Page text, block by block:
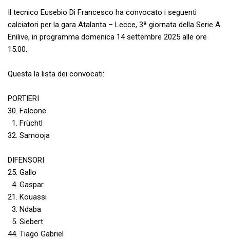
Il tecnico Eusebio Di Francesco ha convocato i seguenti
calciatori per la gara Atalanta – Lecce, 3ª giornata della Serie A
Enilive, in programma domenica 14 settembre 2025 alle ore
15:00.
Questa la lista dei convocati:
PORTIERI
30. Falcone
1. Früchtl
32. Samooja
DIFENSORI
25. Gallo
4. Gaspar
21. Kouassi
3. Ndaba
5. Siebert
44. Tiago Gabriel